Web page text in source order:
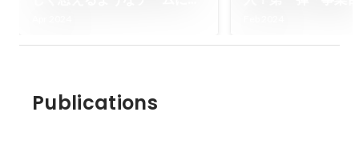
Publications